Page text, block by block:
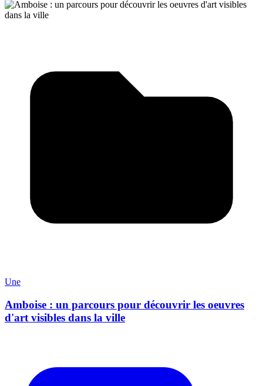
Une
Amboise : un parcours pour découvrir les oeuvres
d'art visibles dans la ville